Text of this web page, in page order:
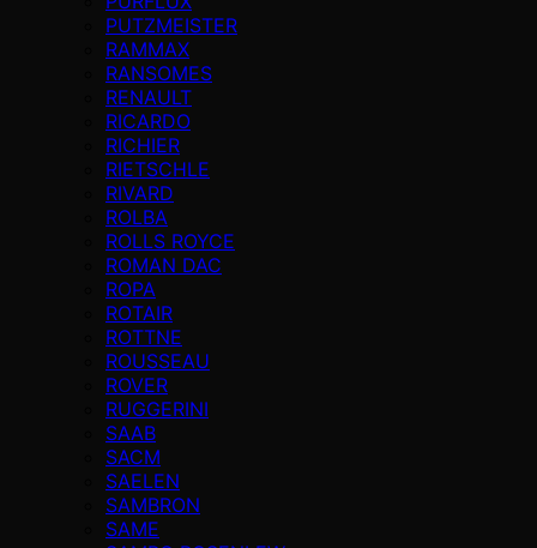
PUTZMEISTER
RAMMAX
RANSOMES
RENAULT
RICARDO
RICHIER
RIETSCHLE
RIVARD
ROLBA
ROLLS ROYCE
ROMAN DAC
ROPA
ROTAIR
ROTTNE
ROUSSEAU
ROVER
RUGGERINI
SAAB
SACM
SAELEN
SAMBRON
SAME